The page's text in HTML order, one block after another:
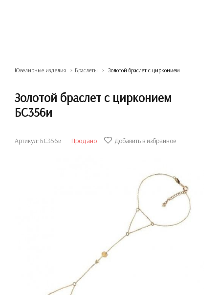
Ювелирные изделия Браслеты Золотой браслет с цирконием
Золотой браслет с цирконием
БС356и
Артикул: БС356и Продано Добавить в избранное